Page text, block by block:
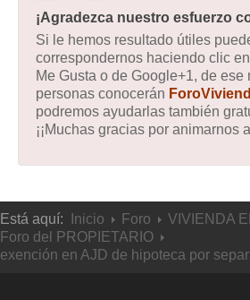
¡Agradezca nuestro esfuerzo
Si le hemos resultado útiles
correspondernos haciendo clic
Me Gusta o de Google+1, de ese
personas conocerán
podremos ayudarlas también
¡¡Muchas gracias por animarnos
Está aquí: Inicio Foro
VIVIENDA
Foro del PROPIETARIO
exención en AJD de hipoteca por